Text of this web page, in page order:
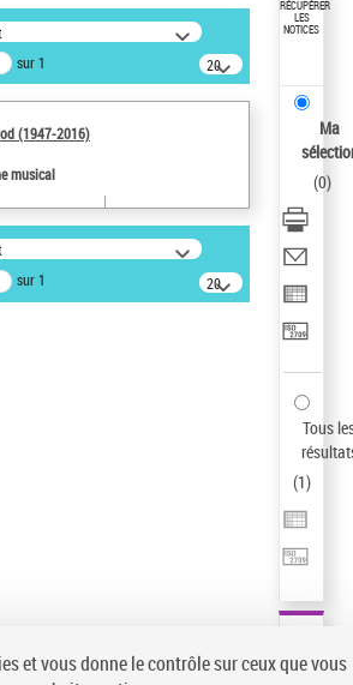
dans les
:
(1947-2016)
musical
sur 1
20
résultats/page
(1947-2016)
musical
sur 1
20
résultats/page
RÉCUPÉRER
LES
NOTICES
Ma
(0)
Tous
(1)
et vous donne le contrôle sur ceux que vous